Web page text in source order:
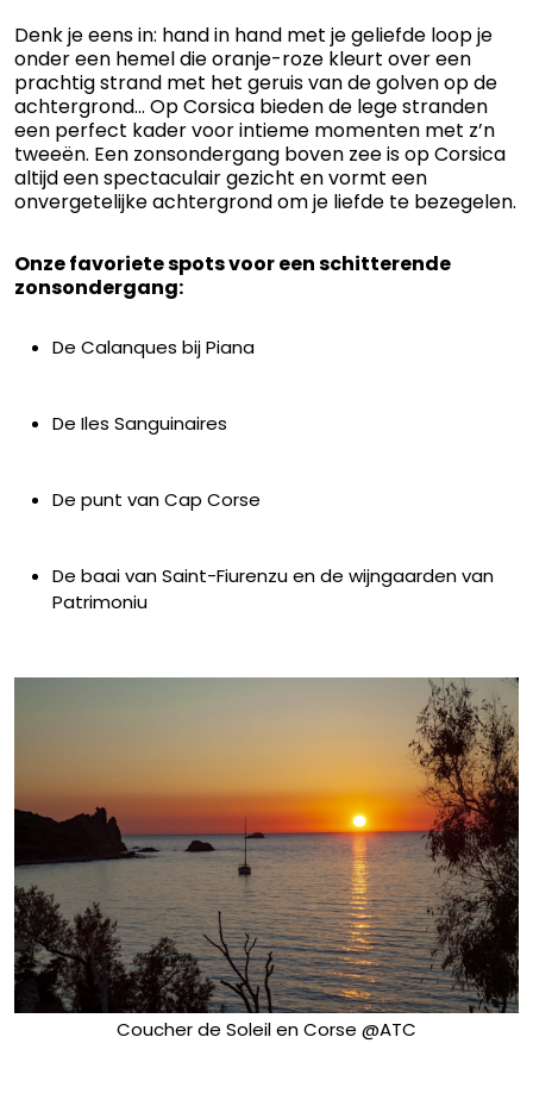
Denk je eens in: hand in hand met je geliefde loop je
onder een hemel die oranje-roze kleurt over een
prachtig strand met het geruis van de golven op de
achtergrond... Op Corsica bieden de lege stranden
een perfect kader voor intieme momenten met z’n
tweeën. Een zonsondergang boven zee is op Corsica
altijd een spectaculair gezicht en vormt een
onvergetelijke achtergrond om je liefde te bezegelen.
Onze favoriete spots voor een schitterende
zonsondergang:
De Calanques bij Piana
De Iles Sanguinaires
De punt van Cap Corse
De baai van Saint-Fiurenzu en de wijngaarden van
Patrimoniu
Coucher de Soleil en Corse @ATC